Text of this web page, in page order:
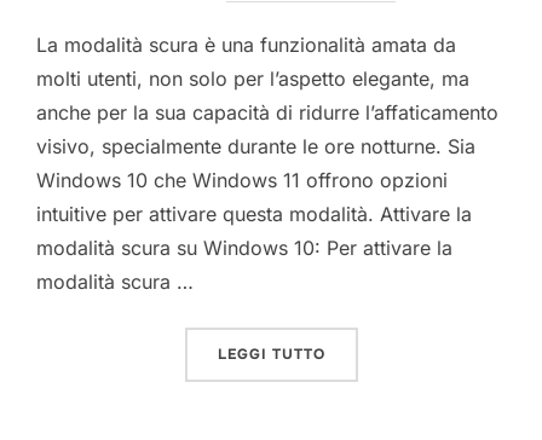
La modalità scura è una funzionalità amata da
molti utenti, non solo per l’aspetto elegante, ma
anche per la sua capacità di ridurre l’affaticamento
visivo, specialmente durante le ore notturne. Sia
Windows 10 che Windows 11 offrono opzioni
intuitive per attivare questa modalità. Attivare la
modalità scura su Windows 10: Per attivare la
modalità scura …
LEGGI TUTTO“COME IMPOSTARE